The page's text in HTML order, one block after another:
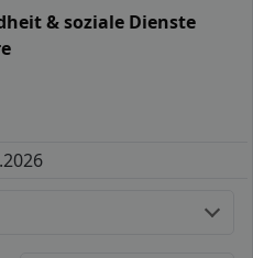
& soziale Dienste